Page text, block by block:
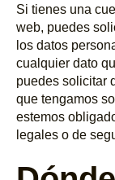
Si tienes una
web, puedes
los datos
cualquier dato
puedes solicitar
que tengamos
estemos
legales o de